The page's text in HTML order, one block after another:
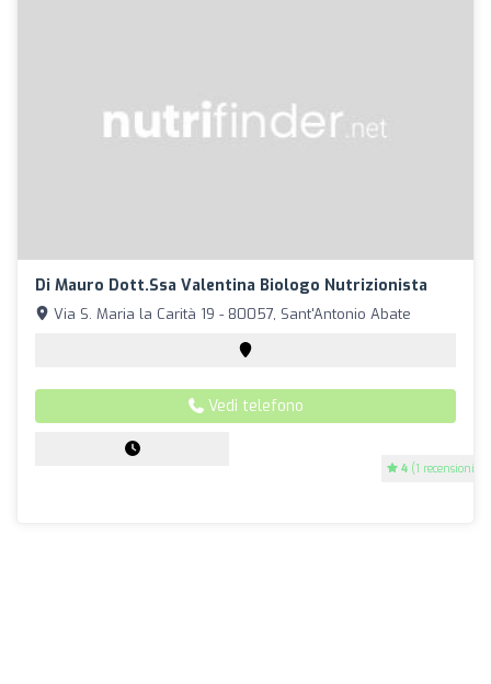
Di Mauro Dott.Ssa Valentina Biologo Nutrizionista
4 (1 recensioni)
Via S. Maria la Carità 19 - 80057, Sant'Antonio Abate
Vedi telefono